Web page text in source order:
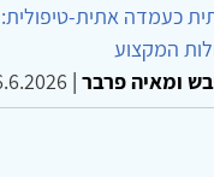
כעמדה אתית-
המקצוע
ומאיה פרבר |